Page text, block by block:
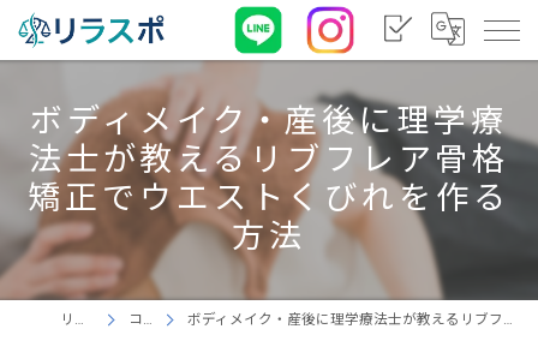
ボディメイク・産後に理学療
法士が教えるリブフレア骨格
矯正でウエストくびれを作る
方法
リラスポ コラム ボディメイク・産後に理学療法士が教えるリブフレア骨格矯正でウエストくびれを作る方法